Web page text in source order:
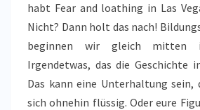
habt Fear and loathing in Las
Nicht? Dann holt das nach!
beginnen wir gleich mitten
Irgendetwas, das die Geschichte
Das kann eine Unterhaltung sein,
sich ohnehin flüssig. Oder eure